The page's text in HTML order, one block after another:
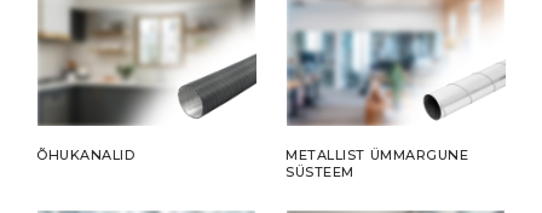
ÕHUKANALID
METALLIST ÜMMARGUNE
SÜSTEEM